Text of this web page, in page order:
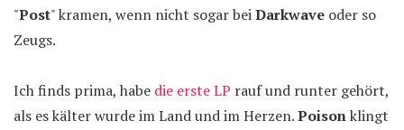
"Post" kramen, wenn nicht sogar beiDarkwave oder so
Zeugs.
Ich finds prima, habe die erste LP rauf und runter gehört,
als es kälter wurde im Land und im Herzen.Poisonklingt